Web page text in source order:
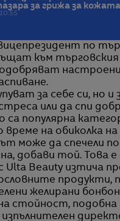
за грижа за кожата
по
към
за себе си, но
или да спи
популярна
време на обиколка
може да спечели
добави той. Това
Beauty изтича
продукти,
желирани
стойност,
изпълнителен